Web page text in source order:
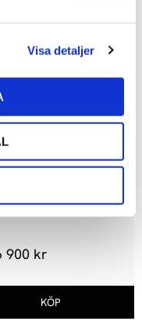
Visa detaljer
Fathom F113 v2
900 kr